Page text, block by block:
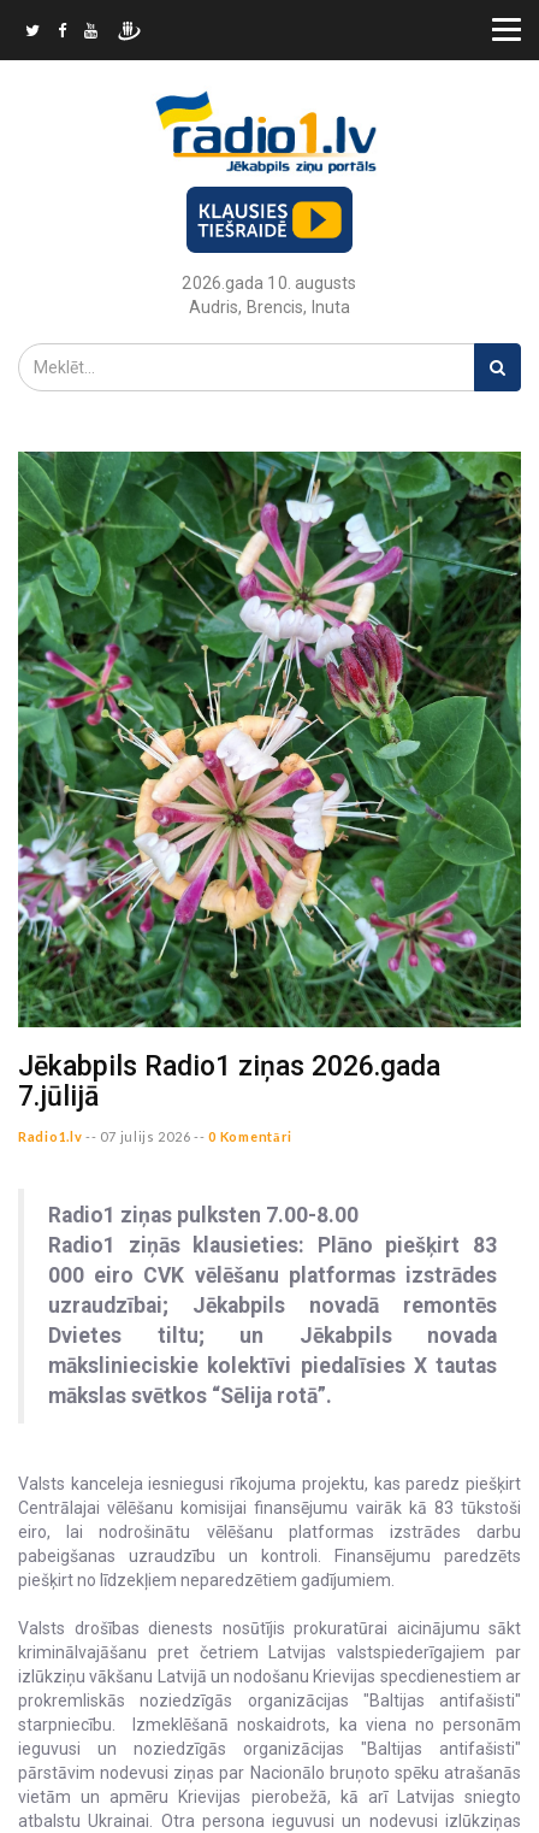
2026.gada 10. augusts
Audris, Brencis, Inuta
Jēkabpils Radio1 ziņas 2026.gada
7.jūlijā
Radio1.lv -- 07 julijs 2026 -- 0 Komentāri
Radio1 ziņas pulksten 7.00-8.00
Radio1 ziņās klausieties: Plāno piešķirt 83
000 eiro CVK vēlēšanu platformas izstrādes
uzraudzībai; Jēkabpils novadā remontēs
Dvietes tiltu; un Jēkabpils novada
mākslinieciskie kolektīvi piedalīsies X tautas
mākslas svētkos “Sēlija rotā”.
Valsts kanceleja iesniegusi rīkojuma projektu, kas paredz piešķirt
Centrālajai vēlēšanu komisijai finansējumu vairāk kā 83 tūkstoši
eiro, lai nodrošinātu vēlēšanu platformas izstrādes darbu
pabeigšanas uzraudzību un kontroli. Finansējumu paredzēts
piešķirt no līdzekļiem neparedzētiem gadījumiem.
Valsts drošības dienests nosūtījis prokuratūrai aicinājumu sākt
kriminālvajāšanu pret četriem Latvijas valstspiederīgajiem par
izlūkziņu vākšanu Latvijā un nodošanu Krievijas specdienestiem ar
prokremliskās noziedzīgās organizācijas "Baltijas antifašisti"
starpniecību. Izmeklēšanā noskaidrots, ka viena no personām
ieguvusi un noziedzīgās organizācijas "Baltijas antifašisti"
pārstāvim nodevusi ziņas par Nacionālo bruņoto spēku atrašanās
vietām un apmēru Krievijas pierobežā, kā arī Latvijas sniegto
atbalstu Ukrainai. Otra persona ieguvusi un nodevusi izlūkziņas